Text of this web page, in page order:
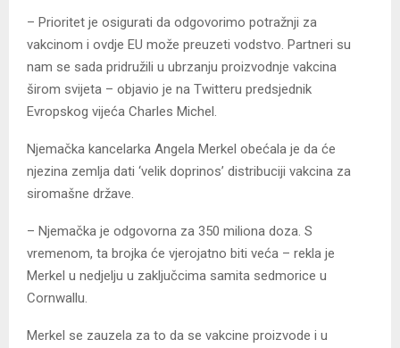
– Prioritet je osigurati da odgovorimo potražnji za
vakcinom i ovdje EU može preuzeti vodstvo. Partneri su
nam se sada pridružili u ubrzanju proizvodnje vakcina
širom svijeta – objavio je na Twitteru predsjednik
Evropskog vijeća Charles Michel.
Njemačka kancelarka Angela Merkel obećala je da će
njezina zemlja dati ‘velik doprinos’ distribuciji vakcina za
siromašne države.
– Njemačka je odgovorna za 350 miliona doza. S
vremenom, ta brojka će vjerojatno biti veća – rekla je
Merkel u nedjelju u zaključcima samita sedmorice u
Cornwallu.
Merkel se zauzela za to da se vakcine proizvode i u